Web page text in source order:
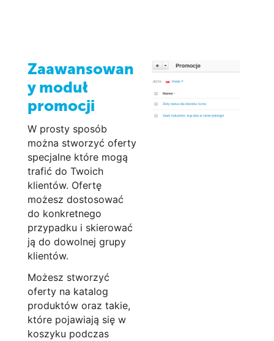
Zaawansowan
y moduł
promocji
W prosty sposób
można stworzyć oferty
specjalne które mogą
trafić do Twoich
klientów. Ofertę
możesz dostosować
do konkretnego
przypadku i skierować
ją do dowolnej grupy
klientów.
Możesz stworzyć
oferty na katalog
produktów oraz takie,
które pojawiają się w
koszyku podczas